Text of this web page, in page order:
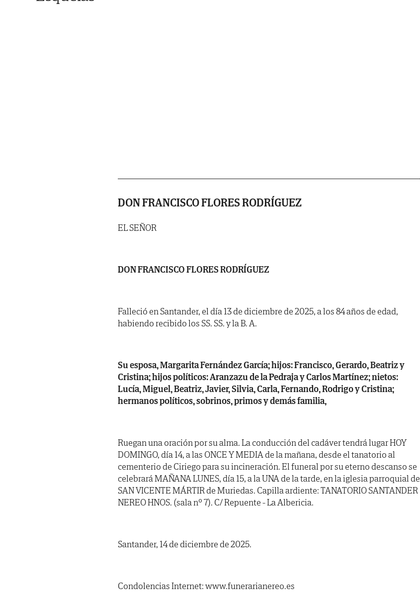
DON FRANCISCO FLORES RODRÍGUEZ
EL SEÑOR
DON FRANCISCO FLORES RODRÍGUEZ
Falleció en Santander, el día 13 de diciembre de 2025, a los 84 años de edad,
habiendo recibido los SS. SS. y la B. A.
Su esposa, Margarita Fernández García; hijos: Francisco, Gerardo, Beatriz y
Cristina; hijos políticos: Aranzazu de la Pedraja y Carlos Martínez; nietos:
Lucía, Miguel, Beatriz, Javier, Silvia, Carla, Fernando, Rodrigo y Cristina;
hermanos políticos, sobrinos, primos y demás familia,
Ruegan una oración por su alma. La conducción del cadáver tendrá lugar HOY
DOMINGO, día 14, a las ONCE Y MEDIA de la mañana, desde el tanatorio al
cementerio de Ciriego para su incineración. El funeral por su eterno descanso se
celebrará MAÑANA LUNES, día 15, a la UNA de la tarde, en la iglesia parroquial de
SAN VICENTE MÁRTIR de Muriedas. Capilla ardiente: TANATORIO SANTANDER
NEREO HNOS. (sala nº 7). C/ Repuente - La Albericia.
Santander, 14 de diciembre de 2025.
Condolencias Internet: www.funerarianereo.es